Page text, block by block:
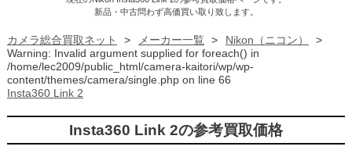
新品・中古問わず高価買い取り致します。
カメラ総合買取ネット > メーカー一覧 > Nikon（ニコン）
>
Warning: Invalid argument supplied for foreach() in
/home/lec2009/public_html/camera-kaitori/wp/wp-
content/themes/camera/single.phpon line 66
Insta360 Link 2
Insta360 Link 2の参考買取価格